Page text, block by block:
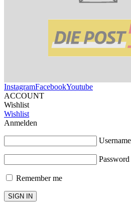
InstagramFacebookYoutube
ACCOUNT
Wishlist
Wishlist
Anmelden
Password
Remember me
SIGN IN